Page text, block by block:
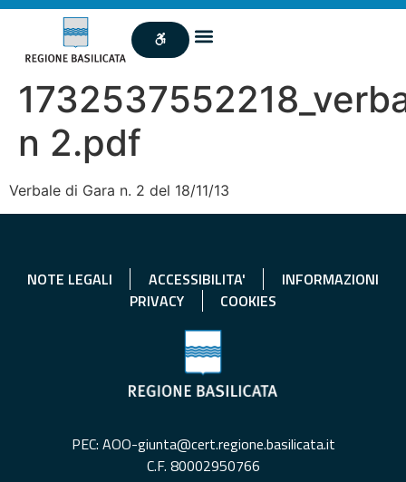
n 2.pdf
Verbale di Gara n. 2 del 18/11/13
NOTE LEGALI ACCESSIBILITA'
INFORMAZIONI
PRIVACY
COOKIES
PEC: AOO-giunta@cert.regione.basilicata.it
C.F. 80002950766